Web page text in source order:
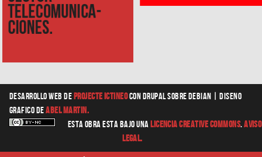
Desarrollo web deProjecte Ictineocon Drupal sobre Debian |diseno
graficodeAbel Martin.
Esta obra esta bajo unaLicencia Creative Commons.Aviso
Legal.